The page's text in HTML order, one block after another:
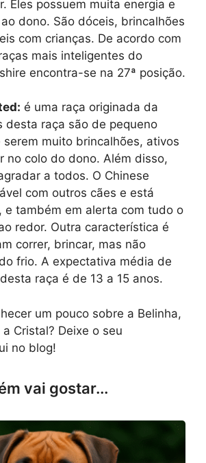
Eles possuem muita energia e
dono. São dóceis, brincalhões
com crianças. De acordo com
mais inteligentes do
encontra-se na 27ª posição.
é uma raça originada da
desta raça são de pequeno
muito brincalhões, ativos
no colo do dono. Além disso,
a todos. O Chinese
com outros cães e está
e também em alerta com tudo o
redor. Outra característica é
correr, brincar, mas não
frio. A expectativa média de
raça é de 13 a 15 anos.
um pouco sobre a Belinha,
Cristal? Deixe o seu
no blog!
vai gostar...